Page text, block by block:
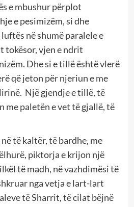
e mbushur përplot
e pesimizëm, si dhe
në shumë paralele e
tokësor, vjen e ndrit
Dhe si e tillë është vlerë
që jeton për njeriun e me
Një gjendje e tillë, të
me paletën e vet të gjallë, të
të kaltër, të bardhe, me
piktorja e krijon një
të madh, në vazhdimësi të
nga vetja e lart-lart
të Sharrit, të cilat bëjnë